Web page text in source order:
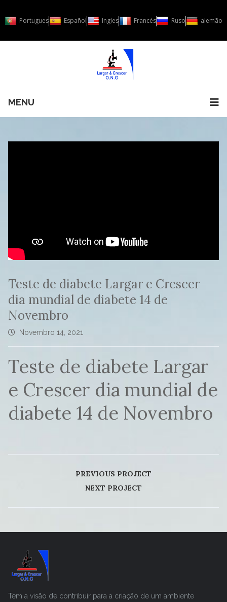
Portugues Español Ingles Francés Ruso alemão
MENU
Teste de diabete Largar e Crescer
dia mundial de diabete 14 de
Novembro
Novembro 14, 2021
Teste de diabete Largar
e Crescer dia mundial de
diabete 14 de Novembro
PREVIOUS PROJECT
NEXT PROJECT
Tem a visão de contribuir para a criação de um ambiente